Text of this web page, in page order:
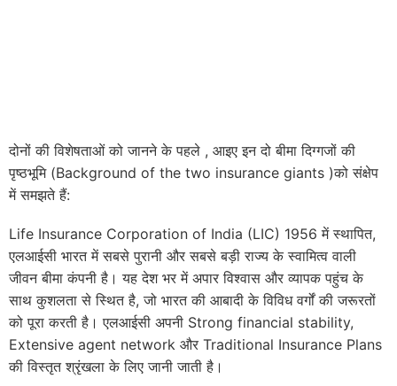
दोनों की विशेषताओं को जानने के पहले , आइए इन दो बीमा दिग्गजों की
पृष्ठभूमि (Background of the two insurance giants )को संक्षेप
में समझते हैं:
Life Insurance Corporation of India (LIC) 1956 में स्थापित,
एलआईसी भारत में सबसे पुरानी और सबसे बड़ी राज्य के स्वामित्व वाली
जीवन बीमा कंपनी है। यह देश भर में अपार विश्वास और व्यापक पहुंच के
साथ कुशलता से स्थित है, जो भारत की आबादी के विविध वर्गों की जरूरतों
को पूरा करती है। एलआईसी अपनी Strong financial stability,
Extensive agent network और Traditional Insurance Plans
की विस्तृत श्रृंखला के लिए जानी जाती है।